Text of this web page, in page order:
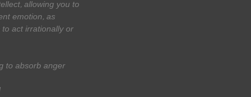
allowing you to
emotion, as
act irrationally or
to absorb anger